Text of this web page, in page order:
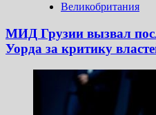
Великобритания
МИД Грузии вызвал
Уорда за критику